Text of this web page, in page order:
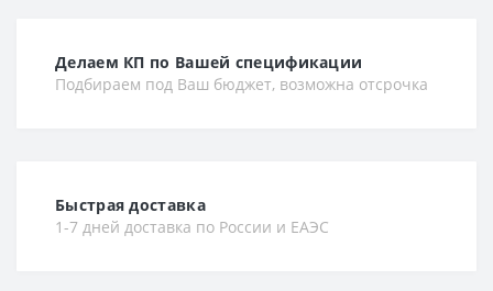
Делаем КП по Вашей спецификации
Подбираем под Ваш бюджет, возможна отсрочка
Быстрая доставка
1-7 дней доставка по России и ЕАЭС